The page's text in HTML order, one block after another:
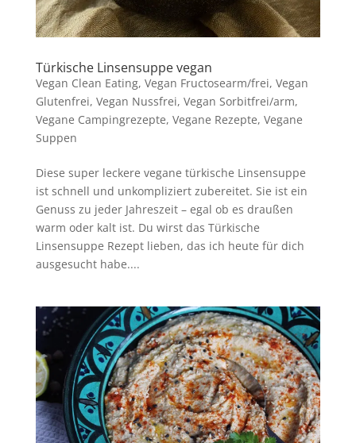
Türkische Linsensuppe vegan
Vegan Clean Eating, Vegan Fructosearm/frei, Vegan
Glutenfrei, Vegan Nussfrei, Vegan Sorbitfrei/arm,
Vegane Campingrezepte, Vegane Rezepte, Vegane
Suppen
Diese super leckere vegane türkische Linsensuppe
ist schnell und unkompliziert zubereitet. Sie ist ein
Genuss zu jeder Jahreszeit – egal ob es draußen
warm oder kalt ist. Du wirst das Türkische
Linsensuppe Rezept lieben, das ich heute für dich
ausgesucht habe....